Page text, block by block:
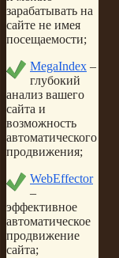
зарабатывать на
сайте не имея
посещаемости;
MegaIndex –
глубокий
анализ вашего
сайта и
возможность
автоматического
продвижения;
WebEffector
–
эффективное
автоматическое
продвижение
сайта;